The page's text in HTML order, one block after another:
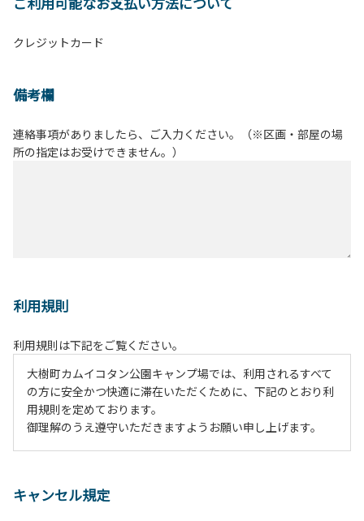
クレジットカード
備考欄
連絡事項がありましたら、ご入力ください。（※区画・部屋の場
所の指定はお受けできません。）
利用規則
利用規則は下記をご覧ください。
大樹町カムイコタン公園キャンプ場では、利用されるすべて
の方に安全かつ快適に滞在いただくために、下記のとおり利
用規則を定めております。
御理解のうえ遵守いただきますようお願い申し上げます。
２、中学生以下だけでの利用はできません。高校生以上の方
キャンセル規定